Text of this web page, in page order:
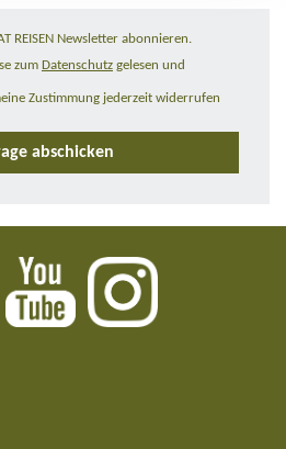
REISEN Newsletter abonnieren.
zum Datenschutz gelesen und
Zustimmung jederzeit widerrufen